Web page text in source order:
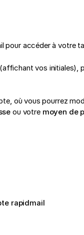
pour accéder à votre
vos initiales),
où vous pourrez
ou votre moyen de
rapidmail